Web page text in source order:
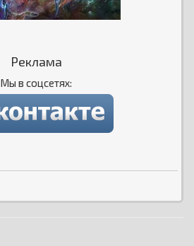
Реклама
Мы в соцсетях: